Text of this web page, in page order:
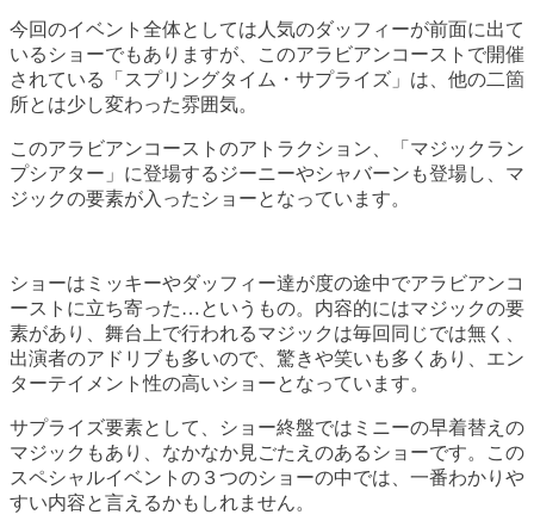
今回のイベント全体としては人気のダッフィーが前面に出て
いるショーでもありますが、このアラビアンコーストで開催
されている「スプリングタイム・サプライズ」は、他の二箇
所とは少し変わった雰囲気。
このアラビアンコーストのアトラクション、「マジックラン
プシアター」に登場するジーニーやシャバーンも登場し、マ
ジックの要素が入ったショーとなっています。
ショーはミッキーやダッフィー達が度の途中でアラビアンコ
ーストに立ち寄った…というもの。内容的にはマジックの要
素があり、舞台上で行われるマジックは毎回同じでは無く、
出演者のアドリブも多いので、驚きや笑いも多くあり、エン
ターテイメント性の高いショーとなっています。
サプライズ要素として、ショー終盤ではミニーの早着替えの
マジックもあり、なかなか見ごたえのあるショーです。この
スペシャルイベントの３つのショーの中では、一番わかりや
すい内容と言えるかもしれません。